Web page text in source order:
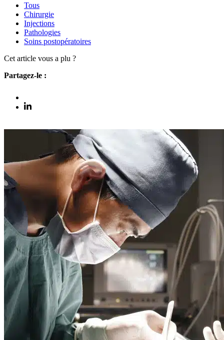
Tous
Chirurgie
Injections
Pathologies
Soins postopératoires
Cet article vous a plu ?
Partagez-le :